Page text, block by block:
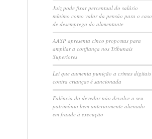
Juiz pode fixar percentual do salário
mínimo como valor da pensão para o caso
de desemprego do alimentante
AASP apresenta cinco propostas para
ampliar a confiança nos Tribunais
Superiores
Lei que aumenta punição a crimes digitais
contra crianças é sancionada
Falência do devedor não devolve a seu
patrimônio bem anteriormente alienado
em fraude à execução